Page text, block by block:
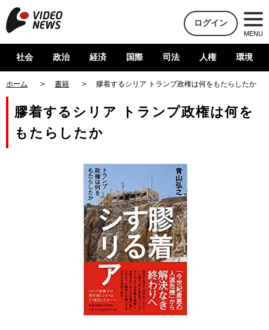
ログイン
MENU
社会 政治 経済 国際 司法 人権 環境
ホーム 書籍 膠着するシリア トランプ政権は何をもたらしたか
膠着するシリア トランプ政権は何を
もたらしたか